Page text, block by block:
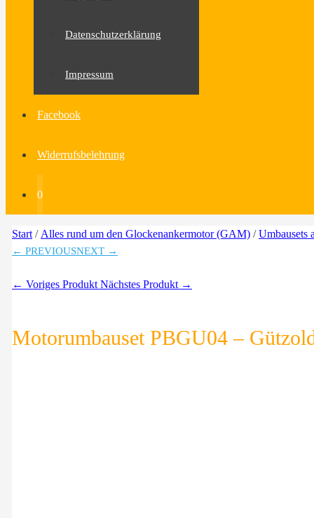
Datenschutzerklärung
Impressum
Facebook
Widerrufsbelehrung
0
Start / Alles rund um den Glockenankermotor (GAM) /Umbausets
← PREVIOUSNEXT →
← Voriges Produkt Nächstes Produkt →
Motorumbauset PBGU04 –